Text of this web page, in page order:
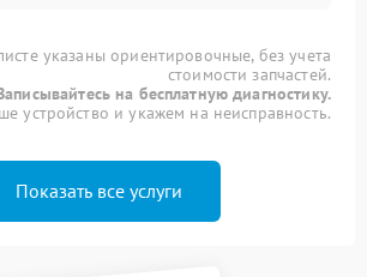
указаны ориентировочные, без учета
стоимости запчастей.
на бесплатную диагностику.
устройство и укажем на неисправность.
Показать все услуги